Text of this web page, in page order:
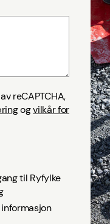
reCAPTCHA,
ogvilkår for
til Ryfylke